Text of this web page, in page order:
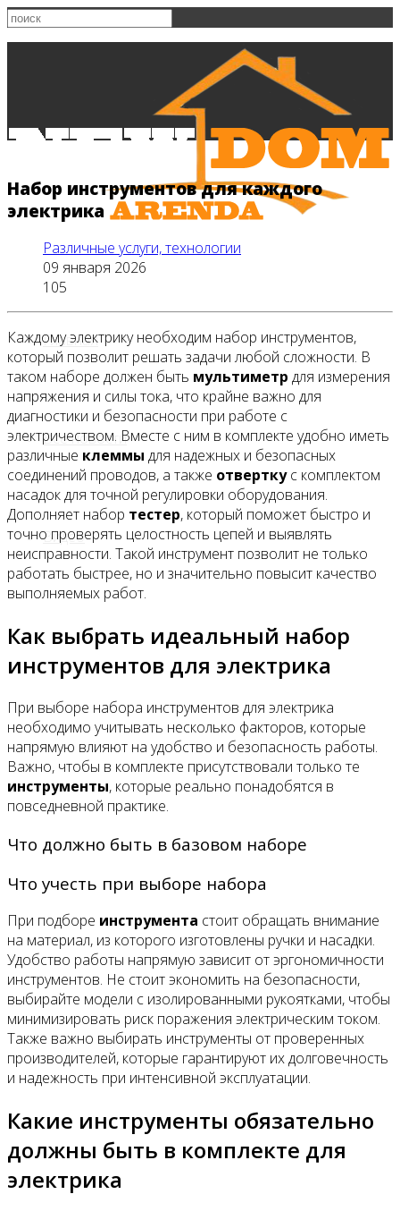
Главная
Все новости
Видео
Набор инструментов для каждого
электрика
Различные услуги, технологии
09 января 2026
105
Каждому электрику необходим набор инструментов,
который позволит решать задачи любой сложности. В
таком наборе должен быть мультиметр для измерения
напряжения и силы тока, что крайне важно для
диагностики и безопасности при работе с
электричеством. Вместе с ним в комплекте удобно иметь
различные клеммы для надежных и безопасных
соединений проводов, а также отверткус комплектом
насадок для точной регулировки оборудования.
Дополняет набор тестер, который поможет быстро и
точно проверять целостность цепей и выявлять
неисправности. Такой инструмент позволит не только
работать быстрее, но и значительно повысит качество
выполняемых работ.
Как выбрать идеальный набор
инструментов для электрика
При выборе набора инструментов для электрика
необходимо учитывать несколько факторов, которые
напрямую влияют на удобство и безопасность работы.
Важно, чтобы в комплекте присутствовали только те
инструменты, которые реально понадобятся в
повседневной практике.
Что должно быть в базовом наборе
Что учесть при выборе набора
При подборе инструмента стоит обращать внимание
на материал, из которого изготовлены ручки и насадки.
Удобство работы напрямую зависит от эргономичности
инструментов. Не стоит экономить на безопасности,
выбирайте модели с изолированными рукоятками, чтобы
минимизировать риск поражения электрическим током.
Также важно выбирать инструменты от проверенных
производителей, которые гарантируют их долговечность
и надежность при интенсивной эксплуатации.
Какие инструменты обязательно
должны быть в комплекте для
электрика